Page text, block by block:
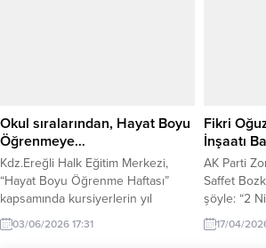
yerel basının kamuoyunun...
Okul sıralarından, Hayat Boyu
Öğrenmeye…
Kdz.Ereğli Halk Eğitim Merkezi,
“Hayat Boyu Öğrenme Haftası”
kapsamında kursiyerlerin yıl
boyunca hazırlamış oldukları
eserler sergilendi. Atatürk Kültür
03/06/2026 17:31
Fikri
İnşaatı
AK Parti
Saffet
şöyle: “2
ihalesi
Sağlığı
17/04/